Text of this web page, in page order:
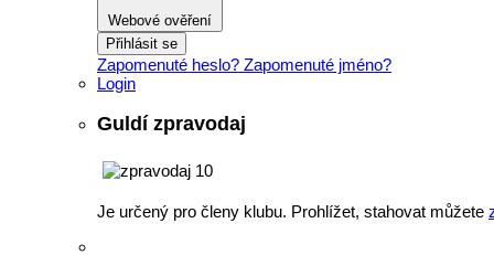
Webové ověření
Přihlásit se
Zapomenuté heslo? Zapomenuté jméno?
Login
Guldí zpravodaj
Je určený pro členy klubu. Prohlížet, stahovat můžete